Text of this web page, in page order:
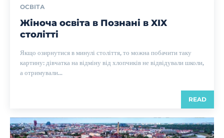
ОСВІТА
Жіноча освіта в Познані в XIX
столітті
Якщо озирнутися в минулі століття, то можна побачити таку
картину: дівчатка на відміну від хлопчиків не відвідували школи,
а отримували...
READ